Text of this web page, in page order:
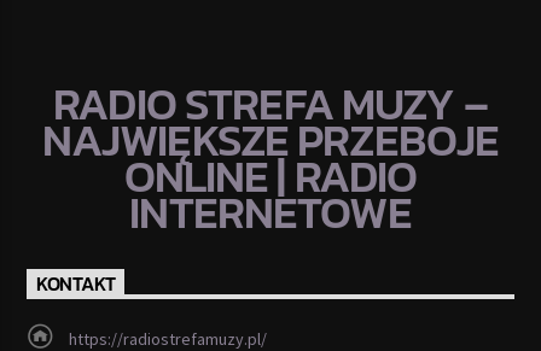
RADIO STREFA MUZY –
NAJWIĘKSZE PRZEBOJE
ONLINE | RADIO
INTERNETOWE
KONTAKT
https://radiostrefamuzy.pl/